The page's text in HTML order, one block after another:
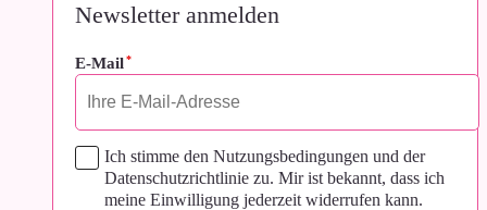
Newsletter anmelden
E-Mail*
Ich stimme den Nutzungsbedingungen und der
Datenschutzrichtlinie zu. Mir ist bekannt, dass ich
meine Einwilligung jederzeit widerrufen kann.